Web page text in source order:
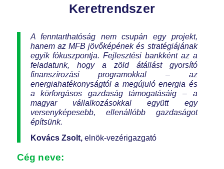
Keretrendszer
A fenntarthatóság nem csupán egy projekt,
hanem az MFB jövőképének és stratégiájának
egyik fókuszpontja. Fejlesztési bankként az a
feladatunk, hogy a zöld átállást gyorsító
finanszírozási programokkal – az
energiahatékonyságtól a megújuló energia és
a körforgásos gazdaság támogatásáig – a
magyar vállalkozásokkal együtt egy
versenyképesebb, ellenállóbb gazdaságot
építsünk.
Kovács Zsolt, elnök-vezérigazgató
Cég neve: